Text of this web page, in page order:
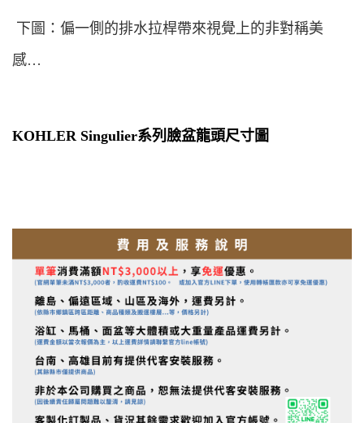
下圖：偏一側的排水拉桿帶來視覺上的非對稱美
感…
KOHLER Singulier系列臉盆龍頭尺寸圖